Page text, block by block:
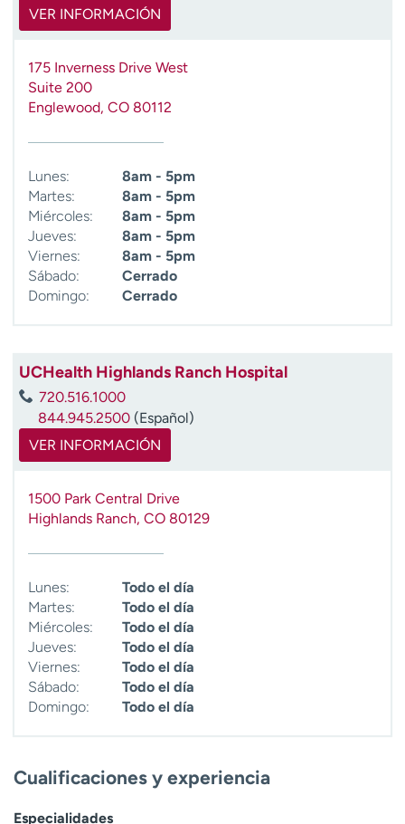
VER INFORMACIÓN
175 Inverness Drive West
Suite 200
Englewood, CO 80112
Lunes:
8am - 5pm
Martes:
8am - 5pm
Miércoles:
8am - 5pm
Jueves:
8am - 5pm
Viernes:
8am - 5pm
Sábado:
Cerrado
Domingo:
Cerrado
UCHealth Highlands Ranch Hospital
720.516.1000
844.945.2500 (Español)
VER INFORMACIÓN
1500 Park Central Drive
Highlands Ranch, CO 80129
Lunes:
Todo el día
Martes:
Todo el día
Miércoles:
Todo el día
Jueves:
Todo el día
Viernes:
Todo el día
Sábado:
Todo el día
Domingo:
Todo el día
Cualificaciones y experiencia
Especialidades